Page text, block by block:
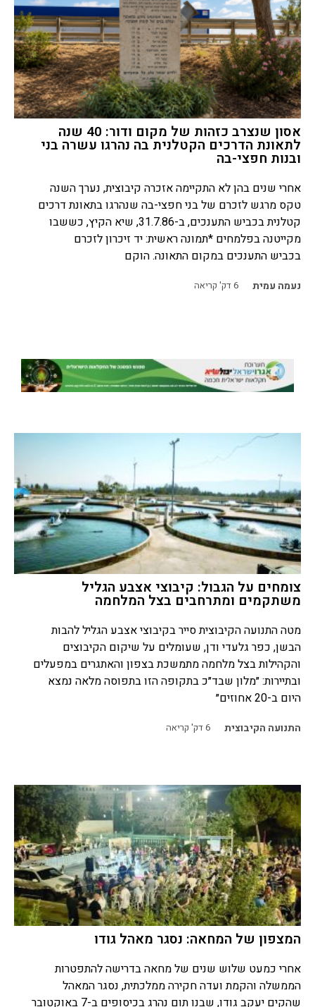
אסון שנצרב כזהות של מקום ודור: 40 שנה
לתאונת הדרכים הקטלנית בה נהרגו עשרה בני
ובנות חפצי-בה
אחרי שנים בהן לא התקיימה אזכרה קיבוצית, נערך השנה
טקס מרגש לזכרם של בני חפצי-בה שנהרגו בתאונת דרכים
קטלנית בכביש התענכים, ב-31.7.86, שיא הקיץ, כששבו
מקייטנה בפלמחים *תמונה ראשית: יד זיכרון לזכרם
בכביש התענכים במקום התאונה. הוקם
נעמה עמית 6דק' קריאה
צומחים על הגבול: קיבוצי אצבע הגליל
משתקמים ומתרחבים בצל המלחמה
מטה התנועה הקיבוצית סייר בקיבוצי אצבע הגליל להבות
הבשן, כפר גלעדי ודן, שעומלים על שיקום הקיבוצים
והקהילות בצל מלחמה מתמשכת בצפון והאתגרים במפעלים
ובתיירות: ״מלון שבד״כ בתקופה הזו בתפוסה מלאה נמצא
היום ב-20 אחוזים״
התנועה הקיבוצית 6דק' קריאה
המצפון של המחאה: נסגר מאהל גודו
אחרי כמעט שלוש שנים של מחאה בדרישה להתפטרות
הממשלה והקמת ועדה חקירה ממלכתית, נסגר המאהל
שהקים יעקב גודו, שבנו תום נהרג בכיסופים ב-7 באוקטובר